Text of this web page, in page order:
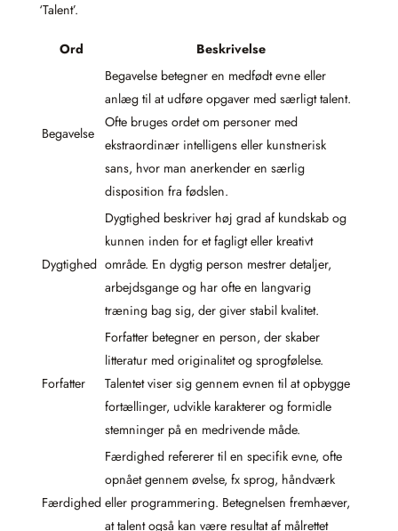
‘Talent’.
Ord Beskrivelse
Begavelse
Begavelse betegner en medfødt evne eller
anlæg til at udføre opgaver med særligt talent.
Ofte bruges ordet om personer med
ekstraordinær intelligens eller kunstnerisk
sans, hvor man anerkender en særlig
disposition fra fødslen.
Dygtighed
Dygtighed beskriver høj grad af kundskab og
kunnen inden for et fagligt eller kreativt
område. En dygtig person mestrer detaljer,
arbejdsgange og har ofte en langvarig
træning bag sig, der giver stabil kvalitet.
Forfatter
Forfatter betegner en person, der skaber
litteratur med originalitet og sprogfølelse.
Talentet viser sig gennem evnen til at opbygge
fortællinger, udvikle karakterer og formidle
stemninger på en medrivende måde.
Færdighed
Færdighed refererer til en specifik evne, ofte
opnået gennem øvelse, fx sprog, håndværk
eller programmering. Betegnelsen fremhæver,
at talent også kan være resultat af målrettet